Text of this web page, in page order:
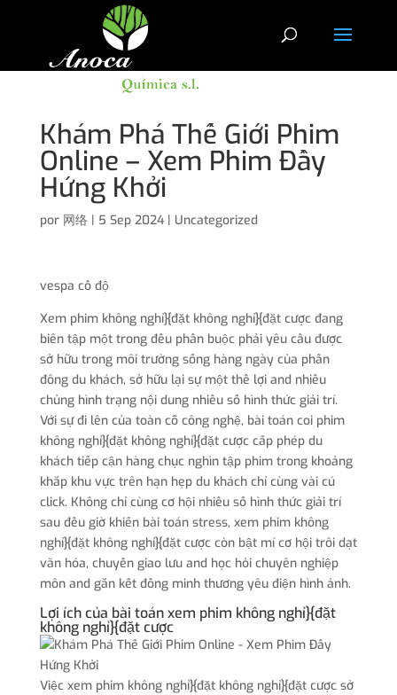
Khám Phá Thế Giới Phim
Online – Xem Phim Đầy
Hứng Khởi
por 网络| 5 Sep 2024| Uncategorized
vespa cổ độ
Xem phim không nghỉ}{đặt không nghỉ}{đặt cược đang
biên tập một trong đều phần buộc phải yêu cầu được
sở hữu trong môi trường sống hàng ngày của phần
đông du khách, sở hữu lại sự một thể lợi and nhiều
chủng hình trạng nội dung nhiều số hình thức giải trí.
Với sự đi lên của toàn cỗ công nghệ, bài toán coi phim
không nghỉ}{đặt không nghỉ}{đặt cược cấp phép du
khách tiếp cận hàng chục nghìn tập phim trong khoảng
khắp khu vực trên hạn hẹp du khách chỉ cùng vài cú
click. Không chỉ cùng cơ hội nhiều số hình thức giải trí
sau đều giờ khiến bài toán stress, xem phim không
nghỉ}{đặt không nghỉ}{đặt cược còn bật mí cơ hội trôi dạt
văn hóa, chuyển giao lưu and học hỏi chuyên nghiệp
môn and gắn kết đồng minh thương yêu điện hình ảnh.
Lợi ích của bài toán xem phim không nghỉ}{đặt
không nghỉ}{đặt cược
Việc xem phim không nghỉ}{đặt không nghỉ}{đặt cược sở